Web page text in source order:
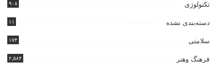
تکنولوژی ۹۰۸
دسته‌بندی نشده ۱۱
سلامتی ۱۷۴
فرهنگ وهنر ۲,۵۸۴